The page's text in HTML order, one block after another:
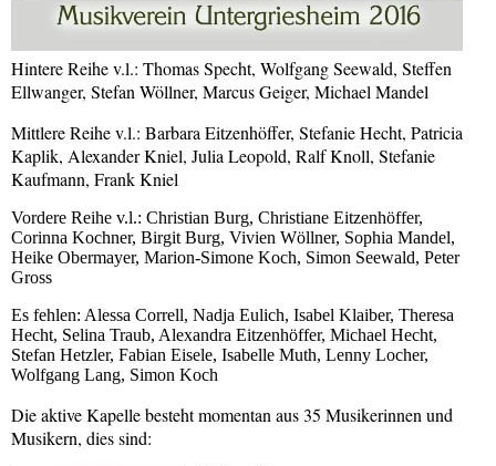
Hintere Reihe v.l.: Thomas Specht, Wolfgang Seewald, Steffen
Ellwanger, Stefan Wöllner, Marcus Geiger, Michael Mandel
Mittlere Reihe v.l.: Barbara Eitzenhöffer, Stefanie Hecht, Patricia
Kaplik, Alexander Kniel, Julia Leopold, Ralf Knoll, Stefanie
Kaufmann, Frank Kniel
Vordere Reihe v.l.: Christian Burg, Christiane Eitzenhöffer,
Corinna Kochner, Birgit Burg, Vivien Wöllner, Sophia Mandel,
Heike Obermayer, Marion-Simone Koch, Simon Seewald, Peter
Gross
Es fehlen: Alessa Correll, Nadja Eulich, Isabel Klaiber, Theresa
Hecht, Selina Traub, Alexandra Eitzenhöffer, Michael Hecht,
Stefan Hetzler, Fabian Eisele, Isabelle Muth, Lenny Locher,
Wolfgang Lang, Simon Koch
Die aktive Kapelle besteht momentan aus 35 Musikerinnen und
Musikern, dies sind: